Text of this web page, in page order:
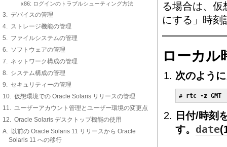
x86: ログインのトラブルシューティング方法
3. デバイスの管理
4. ストレージ機能の管理
5. ファイルシステムの管理
6. ソフトウェアの管理
7. ネットワーク構成の管理
8. システム構成の管理
9. セキュリティーの管理
10. 仮想環境での Oracle Solaris リリースの管理
11. ユーザーアカウント管理とユーザー環境の変更点
12. Oracle Solaris デスクトップ機能の使用
A. 以前の Oracle Solaris 11 リリースから Oracle
Solaris 11 への移行
る場合は、仮
にする」時刻
ローカル
次のよう
# rtc -z GMT
日付/時刻
す。 date